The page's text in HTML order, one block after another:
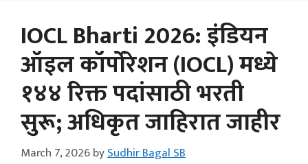
IOCL Bharti 2026: इंडियन
ऑइल कॉर्पोरेशन (IOCL) मध्ये
१४४ रिक्त पदांसाठी भरती
सुरू; अधिकृत जाहिरात जाहीर
March 7, 2026bySudhir Bagal SB